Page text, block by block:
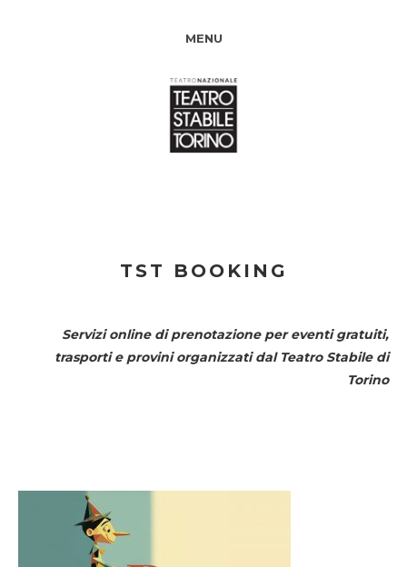
MENU
TST BOOKING
Servizi online di prenotazione per eventi gratuiti,
trasporti e provini organizzati dal Teatro Stabile di
Torino